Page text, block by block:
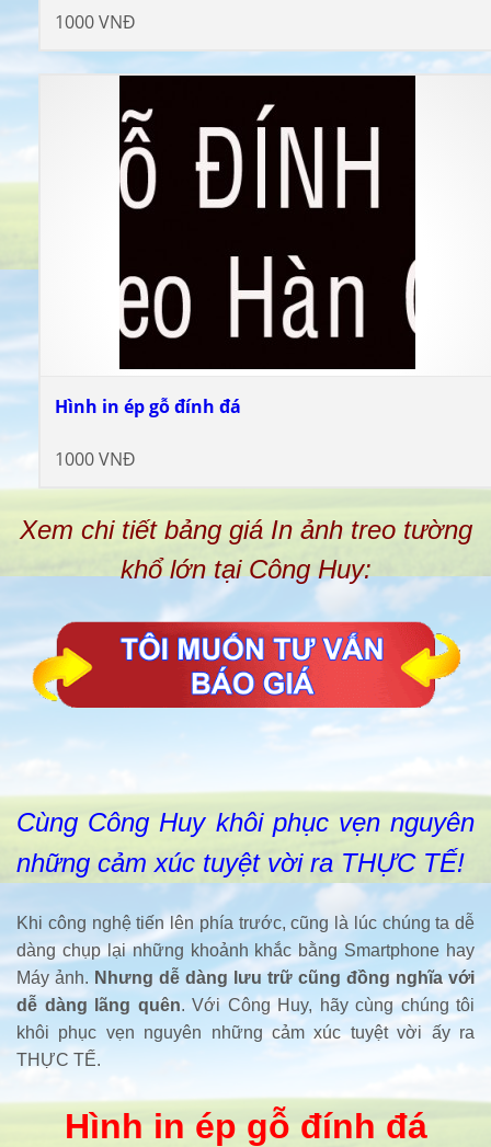
1000 VNĐ
Hình in ép gỗ đính đá
1000 VNĐ
Xem chi tiết bảng giá In ảnh treo tường
khổ lớn tại Công Huy:
Cùng Công Huy khôi phục vẹn nguyên
những cảm xúc tuyệt vời ra THỰC TẾ!
Khi công nghệ tiến lên phía trước, cũng là lúc chúng ta dễ
dàng chụp lại những khoảnh khắc bằng Smartphone hay
Máy ảnh. Nhưng dễ dàng lưu trữ cũng đồng nghĩa với
dễ dàng lãng quên. Với Công Huy, hãy cùng chúng tôi
khôi phục vẹn nguyên những cảm xúc tuyệt vời ấy ra
THỰC TẾ.
Hình in ép gỗ đính đá